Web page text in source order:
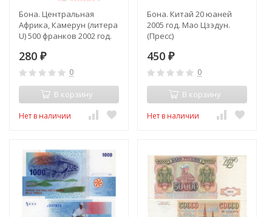
Бона. Центральная
Африка, Камерун (литера
U) 500 франков 2002 год.
280 ₽
0
В корзину
Нет в наличии
Бона. Китай 20 юаней
2005 год. Мао Цзэдун.
(Пресс)
450 ₽
0
В корзину
Нет в наличии